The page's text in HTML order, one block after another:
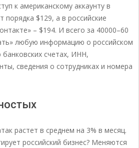
к американскому аккаунту в
порядка $129, а в российские
– $194. И всего за 40000–60
любую информацию о российском
банковских счетах, ИНН,
сведения о сотрудниках и номера
растет в среднем на 3% в месяц.
российский бизнес? Меняются